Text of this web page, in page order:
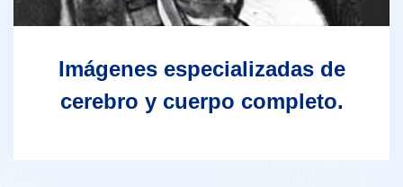
Imágenes especializadas de
cerebro y cuerpo completo.